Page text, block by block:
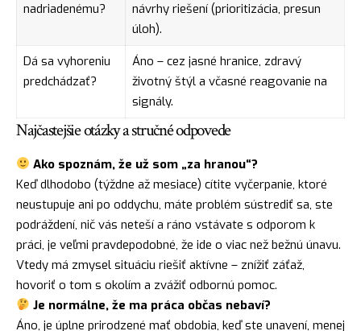
nadriadenému?
návrhy riešení (prioritizácia, presun
úloh).
Dá sa vyhoreniu
predchádzať?
Áno – cez jasné hranice, zdravý
životný štýl a včasné reagovanie na
signály.
Najčastejšie otázky a stručné odpovede
Ako spoznám, že už som „za hranou“?
Keď dlhodobo (týždne až mesiace) cítite vyčerpanie, ktoré
neustupuje ani po oddychu, máte problém sústrediť sa, ste
podráždení, nič vás neteší a ráno vstávate s odporom k
práci, je veľmi pravdepodobné, že ide o viac než bežnú únavu.
Vtedy má zmysel situáciu riešiť aktívne – znížiť záťaž,
hovoriť o tom s okolím a zvážiť odbornú pomoc.
Je normálne, že ma práca občas nebaví?
Áno, je úplne prirodzené mať obdobia, keď ste unavení, menej